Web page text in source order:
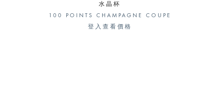
水晶杯
100 POINTS CHAMPAGNE COUPE
登入查看價格